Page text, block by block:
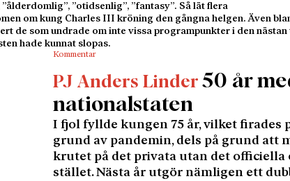
”otidsenlig”, ”fantasy”. Så lät flera
om kung Charles III kröning den gångna helgen. Även
de som undrade om inte vissa programpunkter i den nästan
hade kunnat slopas.
Kommentar
PJ Anders Linder 50 år
nationalstaten
I fjol fyllde kungen 75 år, vilket firades
grund av pandemin, dels på grund att
krutet på det privata utan det
stället. Nästa år utgör nämligen ett